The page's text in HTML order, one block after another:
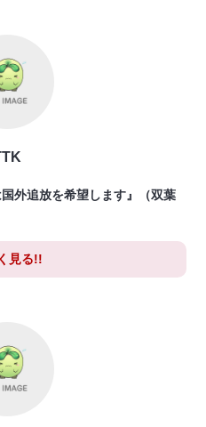
外追放を希望します』（双葉
見る!!